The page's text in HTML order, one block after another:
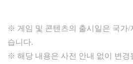
※ 게임 및 콘텐츠의 출시일은 국가/
습니다.
※ 해당 내용은 사전 안내 없이 변경